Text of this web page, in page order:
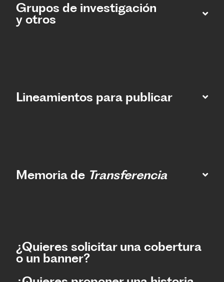
Grupos de investigación
y otros
Lineamientos para publicar
Memoria de Transferencia
¿Quieres solicitar una cobertura
o un banner?